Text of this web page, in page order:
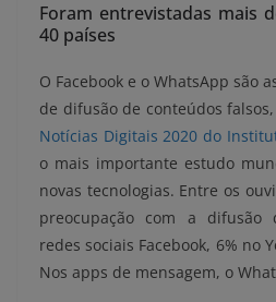
Foram entrevistadas mais
40 países
O Facebook e o WhatsApp são
de difusão de conteúdos
Notícias Digitais 2020 do
o mais importante estudo
novas tecnologias. Entre os
preocupação com a difusão
redes sociais Facebook, 6% no
Nos apps de mensagem, o